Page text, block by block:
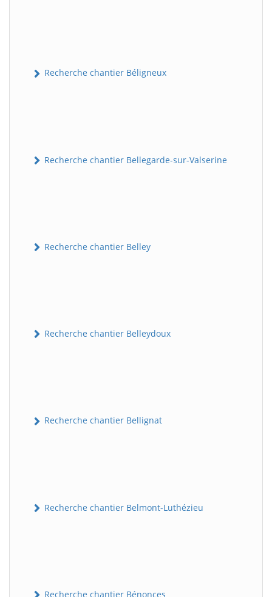
Recherche chantier Béligneux
Recherche chantier Bellegarde-sur-Valserine
Recherche chantier Belley
Recherche chantier Belleydoux
Recherche chantier Bellignat
Recherche chantier Belmont-Luthézieu
Recherche chantier Bénonces